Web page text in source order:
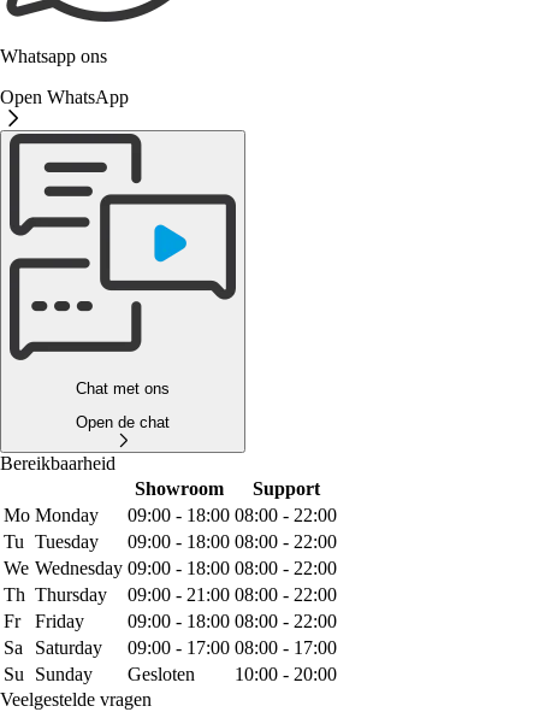
Whatsapp ons
Open WhatsApp
Chat met ons
Open de chat
Bereikbaarheid
Showroom
Support
Mo Monday 09:00 - 18:00 08:00 - 22:00
Tu Tuesday 09:00 - 18:00 08:00 - 22:00
We Wednesday 09:00 - 18:00 08:00 - 22:00
Th Thursday 09:00 - 21:00 08:00 - 22:00
Fr
Friday 09:00 - 18:00 08:00 - 22:00
Sa
Saturday 09:00 - 17:00 08:00 - 17:00
Su Sunday Gesloten
10:00 - 20:00
Veelgestelde vragen